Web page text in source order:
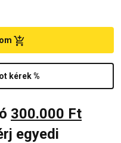
kérek %
300.000 Ft
egyedi